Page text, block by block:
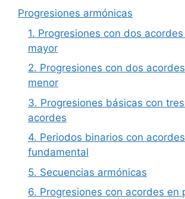
Progresiones armónicas
1. Progresiones con dos
mayor
2. Progresiones con dos
menor
3. Progresiones básicas con
acordes
4. Periodos binarios con
fundamental
5. Secuencias armónicas
6. Progresiones con acordes en